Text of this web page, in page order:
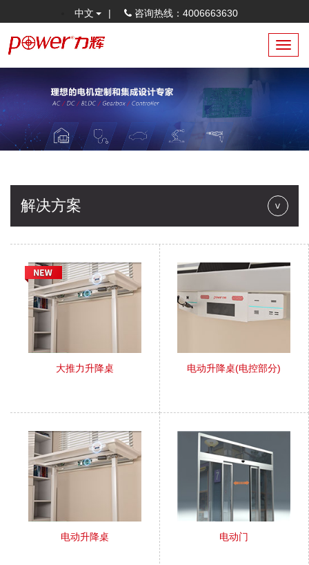
中文 | 咨询热线：4006663630
解决方案
大推力升降桌 电动升降桌(电控部分)
电动升降桌 电动门